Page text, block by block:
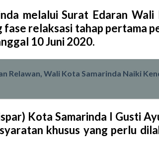
melalui Surat Edaran
relaksasi tahap pertama
10 Juni 2020.
Relawan, Wali Kota Samarinda Naiki
Kota Samarinda I Gusti
khusus yang perlu